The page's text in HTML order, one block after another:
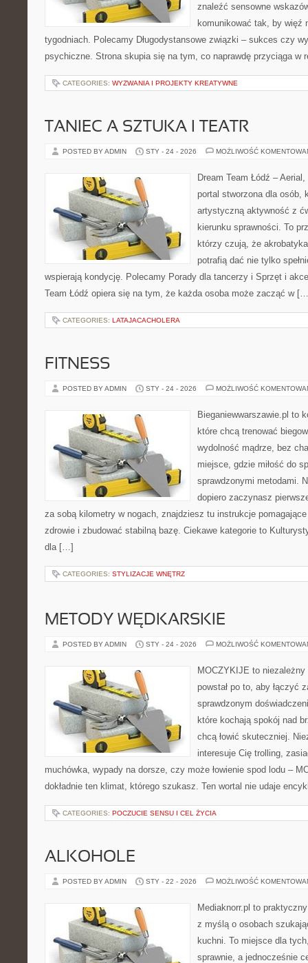
znaleźć sensowne
komunikować tak, by więź
tygodniach. Polecamy Długodystansowe związki – sukces czy
psychiczne. Strona skupia się na tym, co naprawdę przyciąga
CATEGORIES: WYZWANIA I PROJEKTY KREATYWNE
TANIEC A SZTUKA I TEATR
POSTED BY ADMIN STY - 24 - 2026 MOŻLIWOŚĆ
Dream Team Łódź –
portal stworzona dla osób,
artystyczną aktywność z
kierunku sprawności. To
którzy czują, że
potrafią dać nie tylko
wspierają kondycję. Polecamy Porady dla tancerzy i Sprzęt i
Team Łódź opiera się na tym, że każda osoba może zacząć w
CATEGORIES: LATAJACACHOLERA
FITNESS
POSTED BY ADMIN STY - 24 - 2026 MOŻLIWOŚĆ
Bieganiewwarszawie.pl to
które chcą trenować
wydolność mądrze, bez
miejsce, gdzie miłość do
sprawdzonymi metodami.
dopiero zaczynasz
za sobą kilometry w nogach, znajdziesz tu instrukcje
zdrowie i zbudować stabilną bazę. Ciekawe kategorie to
dla […]
CATEGORIES: STYLIZACJE WNĘTRZ
METODY WĘDKARSKIE
POSTED BY ADMIN STY - 24 - 2026 MOŻLIWOŚĆ
MOCZYKIJE to
powstał po to, aby łączyć
sprawdzonym
które kochają spokój nad
chcą łowić skuteczniej.
interesuje Cię trolling,
muchówka, wypady na dorsze, czy może łowienie spod lodu –
dokładnie ten klimat, którego szukasz. Ten wortal nie udaje
CATEGORIES: POCZUCIE SENSU I CEL ŻYCIA
ALKOHOLE
POSTED BY ADMIN STY - 22 - 2026 MOŻLIWOŚĆ
Mediaknorr.pl to
z myślą o osobach
kuchni. To miejsce dla
sprawnie, a jednocześnie